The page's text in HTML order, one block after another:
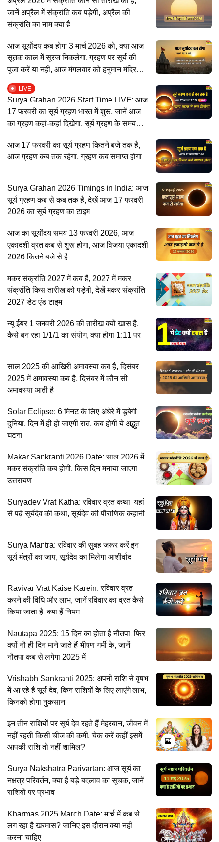
जानें अप्रैल में संक्रांति कब पड़ेगी, अप्रैल की
संक्रांति का नाम क्या है
आज सूर्योदय कब होगा 3 मार्च 2026 को, क्या आज
सूतक काल में सूरज निकलेगा, ग्रहण पर सूर्य की
पूजा करें या नहीं, आज मंगलवार को हनुमान मंदिर
LIVE
Surya Grahan 2026 Start Time LIVE: आज
17 फरवरी का सूर्य ग्रहण भारत में शुरू, जानें आज
का ग्रहण कहां-कहां दिखेगा, सूर्य ग्रहण के समय
आज 17 फरवरी का सूर्य ग्रहण कितने बजे तक है,
आज ग्रहण कब तक रहेगा, ग्रहण कब समाप्त होगा
Surya Grahan 2026 Timings in India: आज
सूर्य ग्रहण कब से कब तक है, देखें आज 17 फरवरी
2026 का सूर्य ग्रहण का टाइम
आज का सूर्योदय समय 13 फरवरी 2026, आज
एकादशी व्रत कब से शुरू होगा, आज विजया एकादशी
2026 कितने बजे से है
मकर संक्रांति 2027 में कब है, 2027 में मकर
संक्रांति किस तारीख को पड़ेगी, देखें मकर संक्रांति
2027 डेट एंड टाइम
न्यू ईयर 1 जनवरी 2026 की तारीख क्यों खास है,
कैसे बन रहा 1/1/1 का संयोग, क्या होगा 1:11 पर
साल 2025 की आखिरी अमावस्या कब है, दिसंबर
2025 में अमावस्या कब है, दिसंबर में कौन सी
अमावस्या आती है
Solar Eclipse: 6 मिनट के लिए अंधेरे में डूबेगी
दुनिया, दिन में ही हो जाएगी रात, कब होगी ये अद्भुत
घटना
Makar Sankranti 2026 Date: साल 2026 में
मकर संक्रांति कब होगी, किस दिन मनाया जाएगा
उत्तरायण
Suryadev Vrat Katha: रविवार व्रत कथा, यहां
से पढ़ें सूर्येदेव की कथा, सूर्यदेव की पौराणिक कहानी
Surya Mantra: रविवार की सुबह जरूर करें इन
सूर्य मंत्रों का जाप, सूर्यदेव का मिलेगा आशीर्वाद
Ravivar Vrat Kaise Karein: रविवार व्रत
करने की विधि और लाभ, जानें रविवार का व्रत कैसे
किया जाता है, क्या हैं नियम
Nautapa 2025: 15 दिन का होता है नौतपा, फिर
क्यों नौ ही दिन माने जाते हैं भीषण गर्मी के, जानें
नौतपा कब से लगेगा 2025 में
Vrishabh Sankranti 2025: अपनी राशि से वृषभ
में आ रहे हैं सूर्य देव, किन राशियों के लिए लाएंगे लाभ,
किनको होगा नुकसान
इन तीन राशियों पर सूर्य देव रहते हैं मेहरबान, जीवन में
नहीं रहती किसी चीज की कमी, चेक करें कहीं इसमें
आपकी राशि तो नहीं शामिल?
Surya Nakshatra Parivartan: आज सूर्य का
नक्षत्र परिवर्तन, क्या है बड़े बदलाव का सूचक, जानें
राशियों पर प्रभाव
Kharmas 2025 March Date: मार्च में कब से
लग रहा है खरमास? जानिए इस दौरान क्या नहीं
करना चाहिए